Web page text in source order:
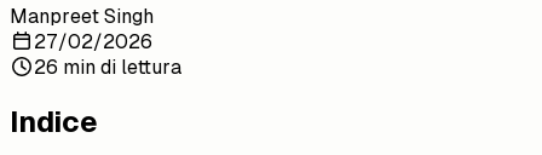
Manpreet Singh
27/02/2026
26 min di lettura
Indice